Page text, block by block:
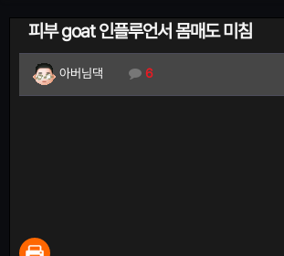
피부 goat 인플루언서 몸매도 미침
아버님댁 6